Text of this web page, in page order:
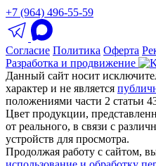
+7 (964) 496-55-59
Согласие Политика Оферта
Разработка и продвижение
Данный сайт носит
характер и не является
положениями части 2 статьи
Цвет продукции,
от реального, в связи с
устройств для просмотра.
Продолжая работу с сайтом,